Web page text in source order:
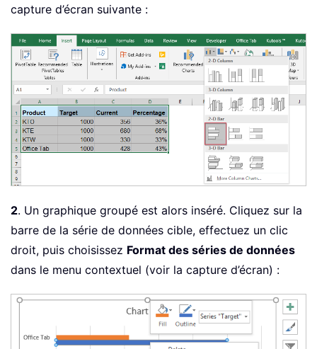
capture d’écran suivante :
2. Un graphique groupé est alors inséré. Cliquez sur la
barre de la série de données cible, effectuez un clic
droit, puis choisissez Format des séries de données
dans le menu contextuel (voir la capture d’écran) :